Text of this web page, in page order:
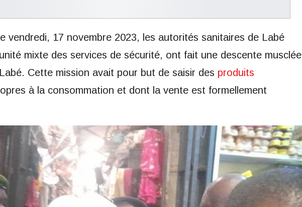
vendredi, 17 novembre 2023, les autorités sanitaires de Labé
mixte des services de sécurité, ont fait une descente musclée
Cette mission avait pour but de saisir des produits
à la consommation et dont la vente est formellement